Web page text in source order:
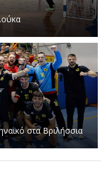
στα Βριλήσσια